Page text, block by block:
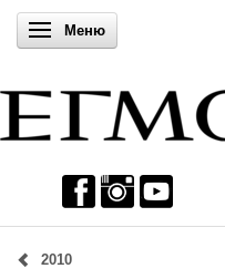
Включи навигацията
Меню
2010